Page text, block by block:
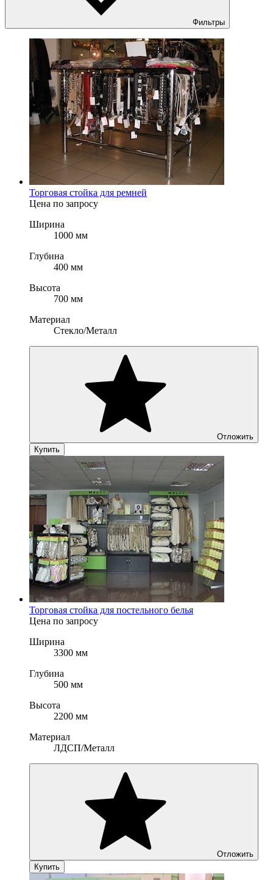
Фильтры
Торговая стойка для ремней
Цена по запросу
Ширина
1000 мм
Глубина
400 мм
Высота
700 мм
Материал
Стекло/Металл
Отложить
Купить
Торговая стойка для постельного белья
Цена по запросу
Ширина
3300 мм
Глубина
500 мм
Высота
2200 мм
Материал
ЛДСП/Металл
Отложить
Купить